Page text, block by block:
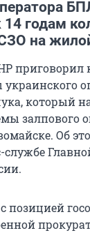
14 годам
на
приговорил
который
залпового
Об
позицией